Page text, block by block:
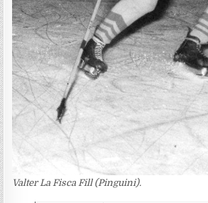
Valter La Fisca Fill (Pinguini).